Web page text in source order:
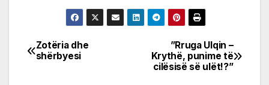
Post
”Rruga Ulqin –
Krythë, punime të
cilësisë së ulët!?”
Zotëria dhe
shërbyesi